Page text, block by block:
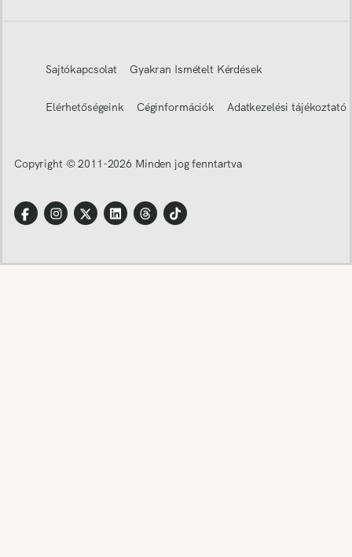
Sajtókapcsolat Gyakran Ismételt Kérdések
Elérhetőségeink Céginformációk Adatkezelési tájékoztató
Copyright © 2011-2026 Minden jog fenntartva